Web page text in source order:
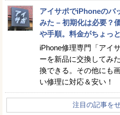
アイサポでiPhoneのバ
みた – 初期化は必要？
や手順。料金がちょっ
iPhone修理専門「アイ
ーを新品に交換してみ
換できる。その他にも
い修理に対応＆安い！
注目の記事を